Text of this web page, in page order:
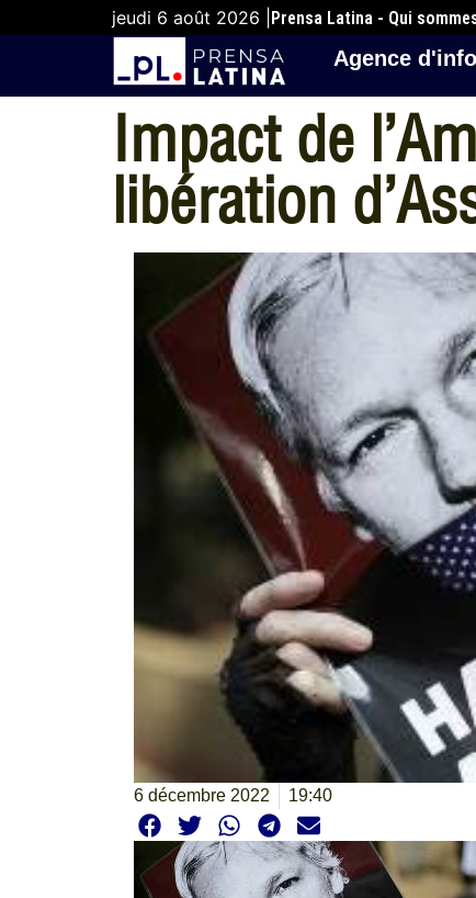
jeudi 6 août 2026 | Prensa Latina - Qui
Agence
Impact de
libération
6 décembre 2022 19:40